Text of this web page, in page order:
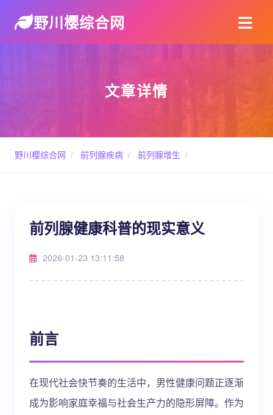
野川樱综合网
文章详情
野川樱综合网 / 前列腺疾病 / 前列腺增生 /
前列腺健康科普的现实意义
2026-01-23 13:11:58
前言
在现代社会快节奏的生活中，男性健康问题正逐渐
成为影响家庭幸福与社会生产力的隐形屏障。作为